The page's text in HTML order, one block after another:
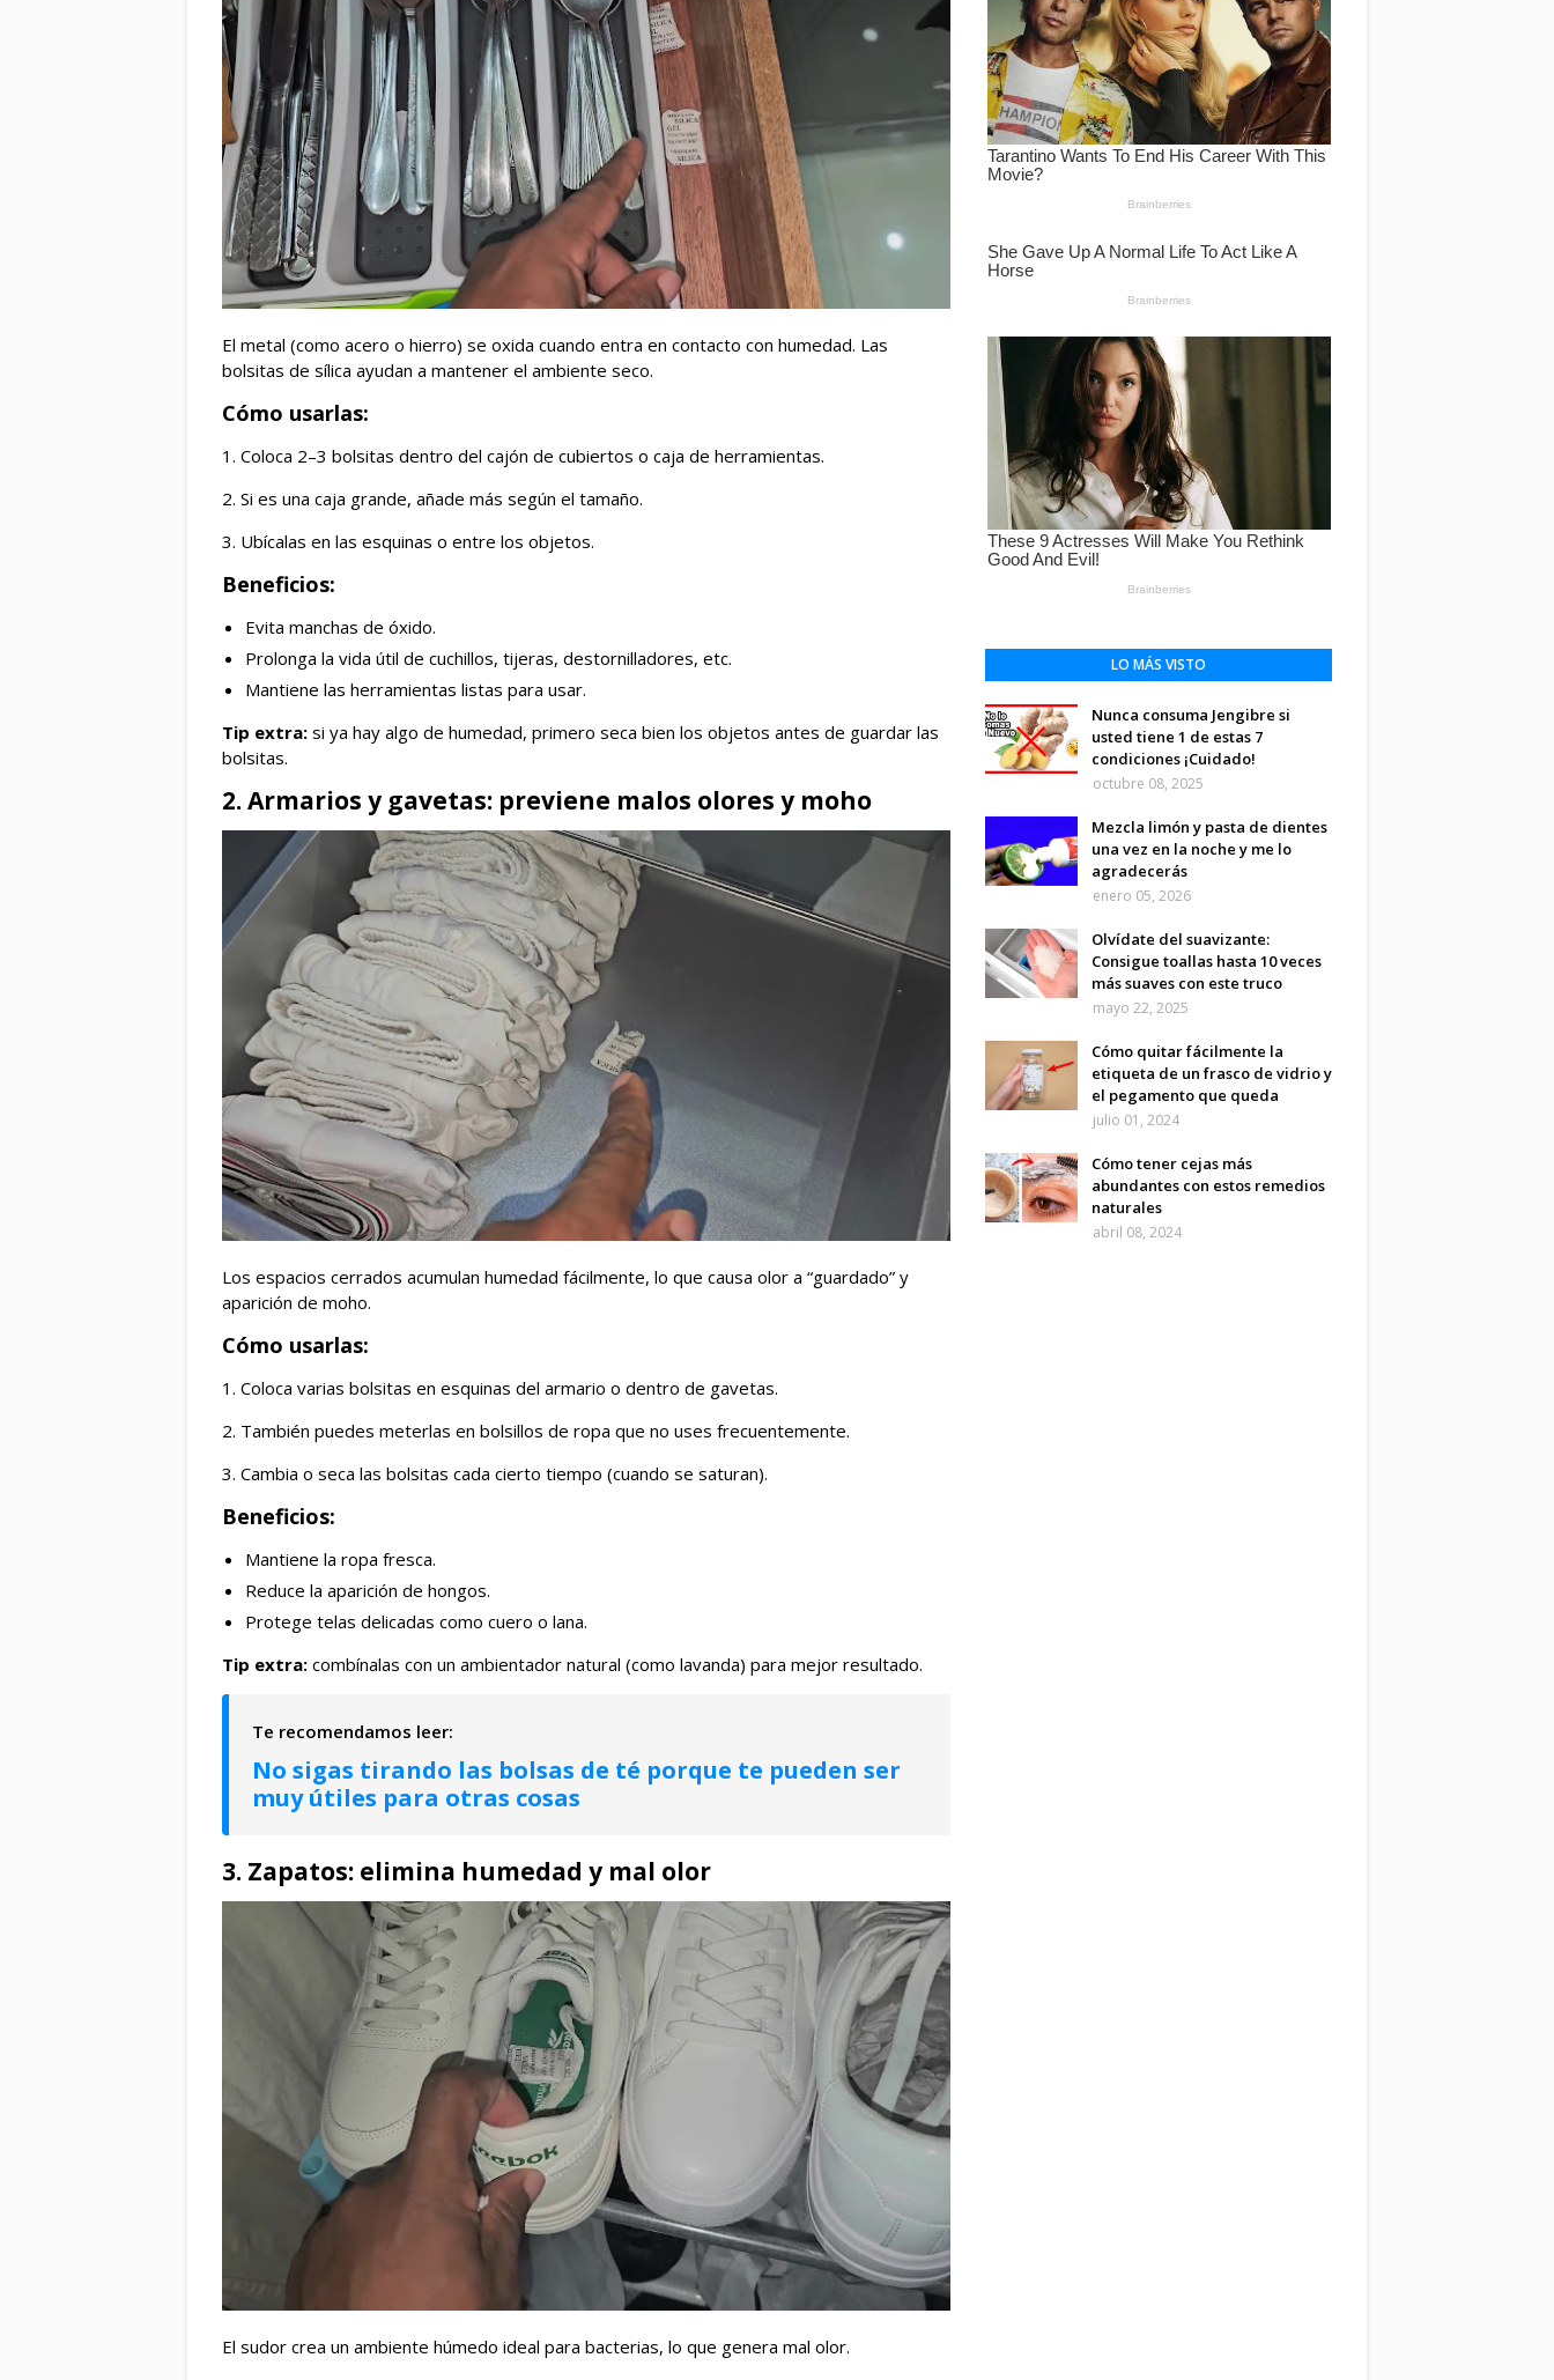
El metal (como acero o hierro) se oxida cuando entra en contacto con humedad. Las
bolsitas de sílica ayudan a mantener el ambiente seco.
Cómo usarlas:
1. Coloca 2–3 bolsitas dentro del cajón de cubiertos o caja de herramientas.
2. Si es una caja grande, añade más según el tamaño.
3. Ubícalas en las esquinas o entre los objetos.
Beneficios:
Evita manchas de óxido.
Prolonga la vida útil de cuchillos, tijeras, destornilladores, etc.
Mantiene las herramientas listas para usar.
Tip extra: si ya hay algo de humedad, primero seca bien los objetos antes de guardar las
bolsitas.
2. Armarios y gavetas: previene malos olores y moho
Los espacios cerrados acumulan humedad fácilmente, lo que causa olor a “guardado” y
aparición de moho.
Cómo usarlas:
1. Coloca varias bolsitas en esquinas del armario o dentro de gavetas.
2. También puedes meterlas en bolsillos de ropa que no uses frecuentemente.
3. Cambia o seca las bolsitas cada cierto tiempo (cuando se saturan).
Beneficios:
Mantiene la ropa fresca.
Reduce la aparición de hongos.
Protege telas delicadas como cuero o lana.
Tip extra: combínalas con un ambientador natural (como lavanda) para mejor resultado.
No sigas tirando las bolsas de té porque te pueden ser
muy útiles para otras cosas
3. Zapatos: elimina humedad y mal olor
El sudor crea un ambiente húmedo ideal para bacterias, lo que genera mal olor.
LO MÁS VISTO
Nunca consuma Jengibre si
usted tiene 1 de estas 7
condiciones ¡Cuidado!
octubre 08, 2025
Mezcla limón y pasta de dientes
una vez en la noche y me lo
agradecerás
enero 05, 2026
Olvídate del suavizante:
Consigue toallas hasta 10 veces
más suaves con este truco
mayo 22, 2025
Cómo quitar fácilmente la
etiqueta de un frasco de vidrio y
el pegamento que queda
julio 01, 2024
Cómo tener cejas más
abundantes con estos remedios
naturales
abril 08, 2024